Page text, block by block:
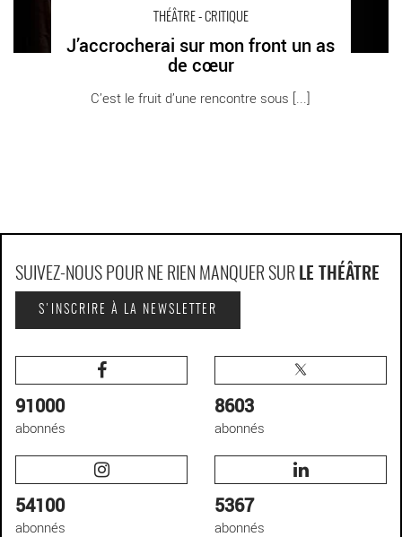
THÉÂTRE - CRITIQUE
J’accrocherai sur mon front un as
de cœur
C’est le fruit d’une rencontre sous [...]
SUIVEZ-NOUS POUR NE RIEN MANQUER SUR LE THÉÂTRE
S'INSCRIRE À LA NEWSLETTER
91000
abonnés
8603
abonnés
54100
abonnés
5367
abonnés